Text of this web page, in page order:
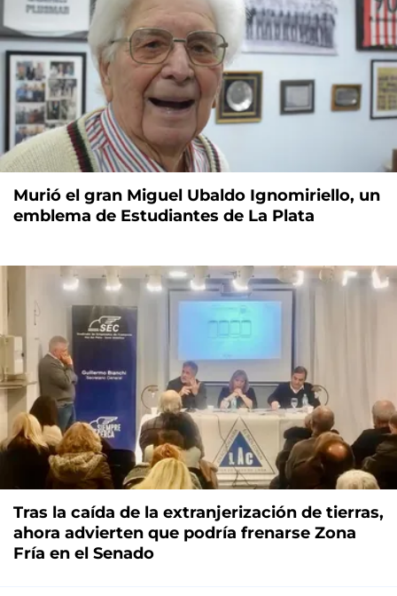
Murió el gran Miguel Ubaldo Ignomiriello, un
emblema de Estudiantes de La Plata
Tras la caída de la extranjerización de tierras,
ahora advierten que podría frenarse Zona
Fría en el Senado